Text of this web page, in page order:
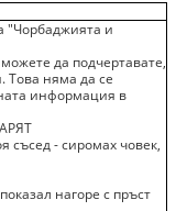
"Чорбаджията и
да подчертавате,
Това няма да се
информация в
съсед - сиромах човек,
нагоре с пръст